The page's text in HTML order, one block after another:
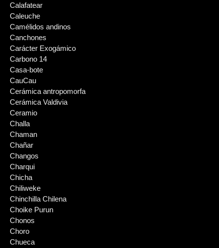
Calafatear
Caleuche
Camélidos andinos
Canchones
Carácter Exogámico
Carbono 14
Casa-bote
CauCau
Cerámica antropomorfa
Cerámica Valdivia
Ceramio
Challa
Chaman
Chañar
Changos
Charqui
Chicha
Chiliweke
Chinchilla Chilena
Choike Purun
Chonos
Choro
Chueca